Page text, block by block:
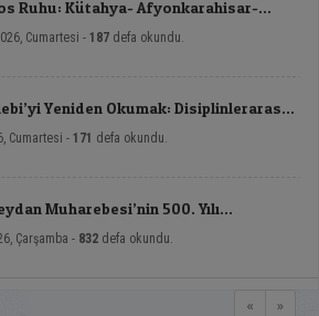
Ruhu: Kütahya- Afyonkarahisar-
Cumartesi - 187 defa okundu.
Yeniden Okumak: Disiplinlerarası
Cumartesi - 171 defa okundu.
Muharebesi’nin 500. Yılı
Çarşamba - 832 defa okundu.
« »